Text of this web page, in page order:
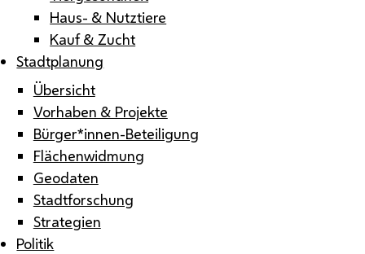
Haus- & Nutztiere
Kauf & Zucht
Stadtplanung
Übersicht
Vorhaben & Projekte
Bürger*innen-Beteiligung
Flächenwidmung
Geodaten
Stadtforschung
Strategien
Politik